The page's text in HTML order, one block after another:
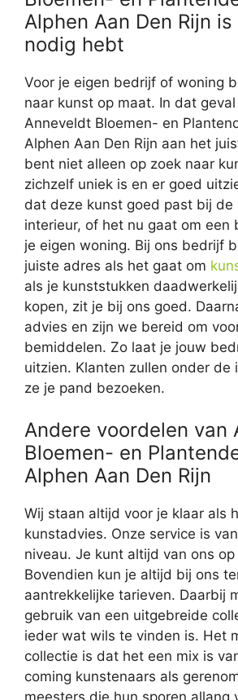
Alphen Aan Den Rijn
nodig hebt
Voor je eigen bedrijf of woning
naar kunst op maat. In dat
Anneveldt Bloemen- en
Alphen Aan Den Rijn aan het
bent niet alleen op zoek naar
zichzelf uniek is en er goed
dat deze kunst goed past bij de
interieur, of het nu gaat om een
je eigen woning. Bij ons bedrijf
juiste adres als het gaat om
als je kunststukken
kopen, zit je bij ons goed.
advies en zijn we bereid om
bemiddelen. Zo laat je jouw
uitzien. Klanten zullen onder de
ze je pand bezoeken.
Andere voordelen van
Bloemen- en
Alphen Aan Den Rijn
Wij staan altijd voor je klaar als
kunstadvies. Onze service is
niveau. Je kunt altijd van ons op
Bovendien kun je altijd bij ons
aantrekkelijke tarieven. Daarbij
gebruik van een uitgebreide
ieder wat wils te vinden is. Het
collectie is dat het een mix is
coming kunstenaars als
meesters die hun sporen allang